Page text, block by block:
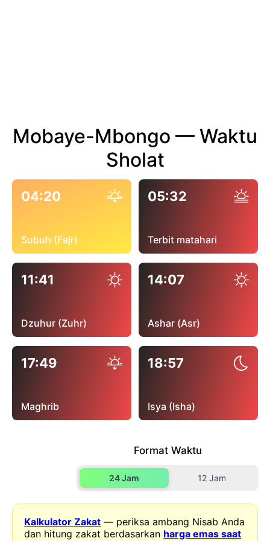
Mobaye-Mbongo — Waktu
Sholat
04:20
Subuh (Fajr)
05:32
Terbit matahari
11:41
Dzuhur (Zuhr)
14:07
Ashar (Asr)
17:49
Maghrib
18:57
Isya (Isha)
Format Waktu
24 Jam 12 Jam
Kalkulator Zakat — periksa ambang Nisab Anda
dan hitung zakat berdasarkan harga emas saat